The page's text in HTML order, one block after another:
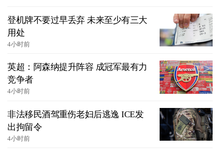
登机牌不要过早丢弃 未来至少有三大
用处
4小时前
英超：阿森纳提升阵容 成冠军最有力
竞争者
4小时前
非法移民酒驾重伤老妇后逃逸 ICE发
出拘留令
4小时前